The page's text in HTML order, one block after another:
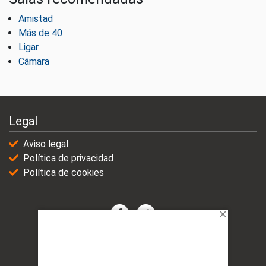
Amistad
Más de 40
Ligar
Cámara
Legal
Aviso legal
Política de privacidad
Política de cookies